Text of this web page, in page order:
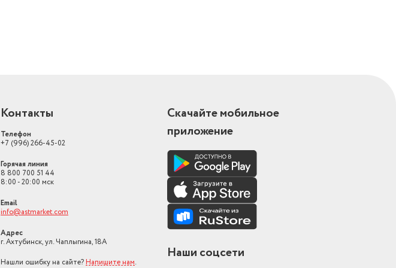
Контакты
Телефон
+7 (996) 266-45-02
Горячая линия
8 800 700 51 44
8:00 - 20:00 мск
Email
info@astmarket.com
Адрес
г. Ахтубинск, ул. Чаплыгина, 18А
Нашли ошибку на сайте? Напишите нам.
Скачайте мобильное
приложение
Наши соцсети